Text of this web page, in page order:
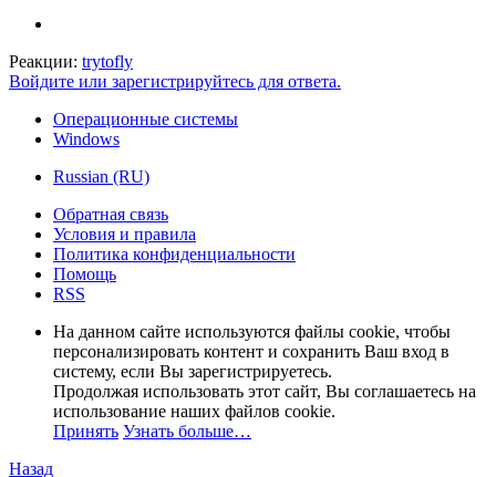
Реакции: trytofly
Войдите или зарегистрируйтесь для ответа.
Операционные системы
Windows
Russian (RU)
Обратная связь
Условия и правила
Политика конфиденциальности
Помощь
RSS
На данном сайте используются файлы cookie, чтобы
персонализировать контент и сохранить Ваш вход в
систему, если Вы зарегистрируетесь.
Продолжая использовать этот сайт, Вы соглашаетесь на
использование наших файлов cookie.
Принять Узнать больше…
Назад